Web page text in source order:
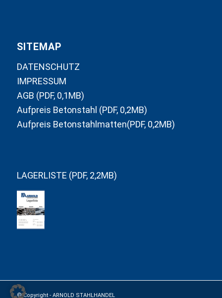
SITEMAP
DATENSCHUTZ
IMPRESSUM
AGB (PDF, 0,1MB)
Aufpreis Betonstahl (PDF, 0,2MB)
Aufpreis Betonstahlmatten(PDF, 0,2MB)
LAGERLISTE (PDF, 2,2MB)
© Copyright - ARNOLD STAHLHANDEL